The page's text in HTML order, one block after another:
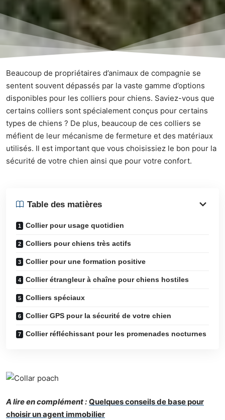
Beaucoup de propriétaires d’animaux de compagnie se
sentent souvent dépassés par la vaste gamme d’options
disponibles pour les colliers pour chiens. Saviez-vous que
certains colliers sont spécialement conçus pour certains
types de chiens ? De plus, beaucoup de ces colliers se
méfient de leur mécanisme de fermeture et des matériaux
utilisés. Il est important que vous choisissiez le bon pour la
sécurité de votre chien ainsi que pour votre confort.
Table des matières
Collier pour usage quotidien
Colliers pour chiens très actifs
Collier pour une formation positive
Collier étrangleur à chaîne pour chiens hostiles
Colliers spéciaux
Collier GPS pour la sécurité de votre chien
Collier réfléchissant pour les promenades nocturnes
A lire en complément : Quelques conseils de base pour
choisir un agent immobilier